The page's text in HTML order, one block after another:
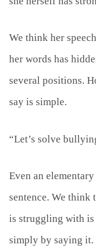
We think her
her words has
several positions.
say is simple.
“Let’s solve
Even an
sentence. We think
is struggling with is
simply by saying it.